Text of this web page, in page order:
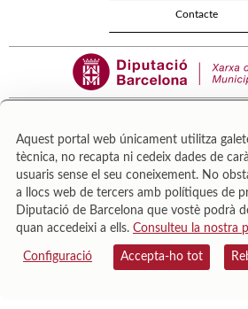
Contacte
Área de Cultura – Gerència de Serveis de Biblioteques.
943 022 222.
© Il·lustracions: Txesco Montalt · Esther Pradell ·
López · Vanesa Rovira
Aquest portal web únicament utilitza
tècnica, no recapta ni cedeix dades de
usuaris sense el seu coneixement. No
a llocs web de tercers amb polítiques de
Diputació de Barcelona que vostè podrà
quan accedeixi a ells. Consulteu la nostra
Configuració Accepta-ho tot